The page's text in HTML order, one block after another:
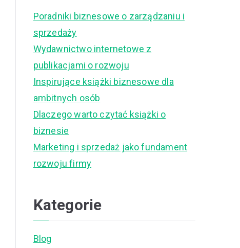
Poradniki biznesowe o zarządzaniu i
sprzedaży
Wydawnictwo internetowe z
publikacjami o rozwoju
Inspirujące książki biznesowe dla
ambitnych osób
Dlaczego warto czytać książki o
biznesie
Marketing i sprzedaż jako fundament
rozwoju firmy
Kategorie
Blog